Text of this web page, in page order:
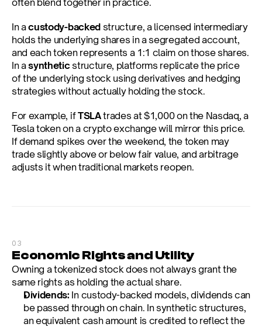
often blend together in practice.
In a custody-backed structure, a licensed intermediary
holds the underlying shares in a segregated account,
and each token represents a 1:1 claim on those shares.
In a synthetic structure, platforms replicate the price
of the underlying stock using derivatives and hedging
strategies without actually holding the stock.
For example, if TSLA trades at $1,000 on the Nasdaq, a
Tesla token on a crypto exchange will mirror this price.
If demand spikes over the weekend, the token may
trade slightly above or below fair value, and arbitrage
adjusts it when traditional markets reopen.
03
Economic Rights and Utility
Owning a tokenized stock does not always grant the
same rights as holding the actual share.
Dividends: In custody-backed models, dividends can
be passed through on chain. In synthetic structures,
an equivalent cash amount is credited to reflect the